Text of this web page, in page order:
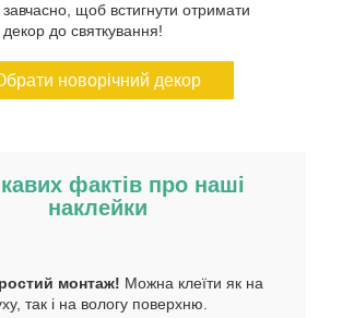
завчасно, щоб встигнути отримати
декор до святкування!
новорічний декор
фактів про наші
наклейки
монтаж! Можна клеїти як на
так і на вологу поверхню.